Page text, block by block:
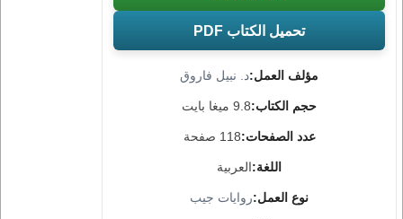
مؤلف العمل:د. نبيل فاروق
حجم الكتاب:9.8 ميغا بايت
عدد الصفحات:118 صفحة
اللغة:العربية
نوع العمل:روايات جيب
تحميل الكتاب PDF